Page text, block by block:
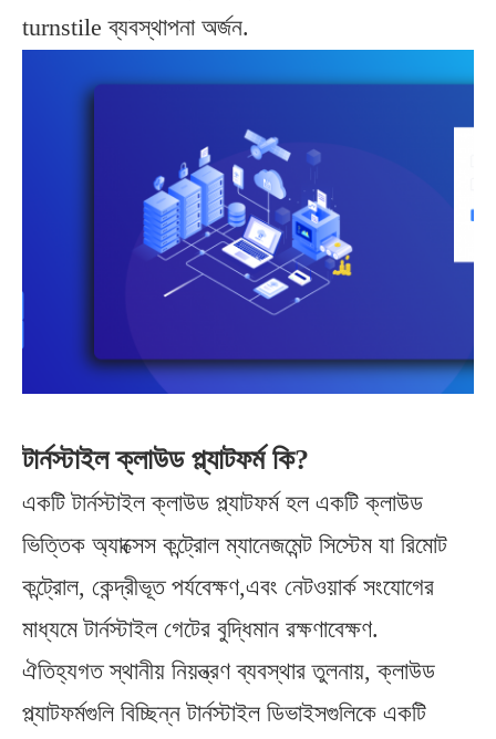
turnstile ব্যবস্থাপনা অর্জন.
টার্নস্টাইল ক্লাউড প্ল্যাটফর্ম কি?
একটি টার্নস্টাইল ক্লাউড প্ল্যাটফর্ম হল একটি ক্লাউড
ভিত্তিক অ্যাক্সেস কন্ট্রোল ম্যানেজমেন্ট সিস্টেম যা রিমোট
কন্ট্রোল, কেন্দ্রীভূত পর্যবেক্ষণ,এবং নেটওয়ার্ক সংযোগের
মাধ্যমে টার্নস্টাইল গেটের বুদ্ধিমান রক্ষণাবেক্ষণ.
ঐতিহ্যগত স্থানীয় নিয়ন্ত্রণ ব্যবস্থার তুলনায়, ক্লাউড
প্ল্যাটফর্মগুলি বিচ্ছিন্ন টার্নস্টাইল ডিভাইসগুলিকে একটি